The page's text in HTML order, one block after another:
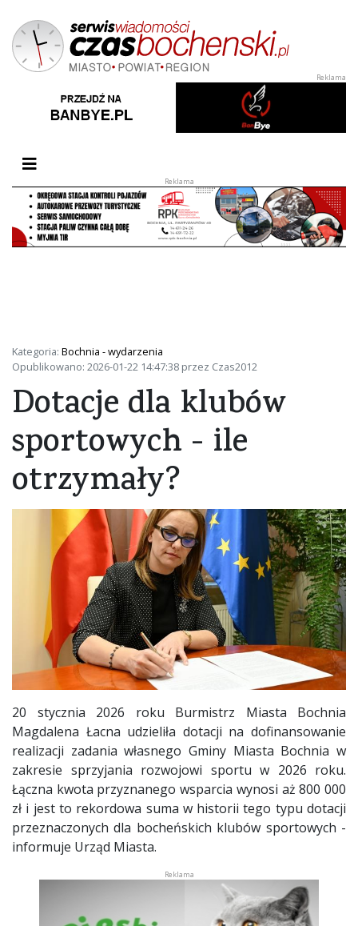
Przełącz nawigację
Kategoria: Bochnia - wydarzenia
Opublikowano: 2026-01-22 14:47:38 przez Czas2012
Dotacje dla klubów
sportowych - ile
otrzymały?
20 stycznia 2026 roku Burmistrz Miasta Bochnia
Magdalena Łacna udzieliła dotacji na dofinansowanie
realizacji zadania własnego Gminy Miasta Bochnia w
zakresie sprzyjania rozwojowi sportu w 2026 roku.
Łączna kwota przyznanego wsparcia wynosi aż 800 000
zł i jest to rekordowa suma w historii tego typu dotacji
przeznaczonych dla bocheńskich klubów sportowych -
informuje Urząd Miasta.